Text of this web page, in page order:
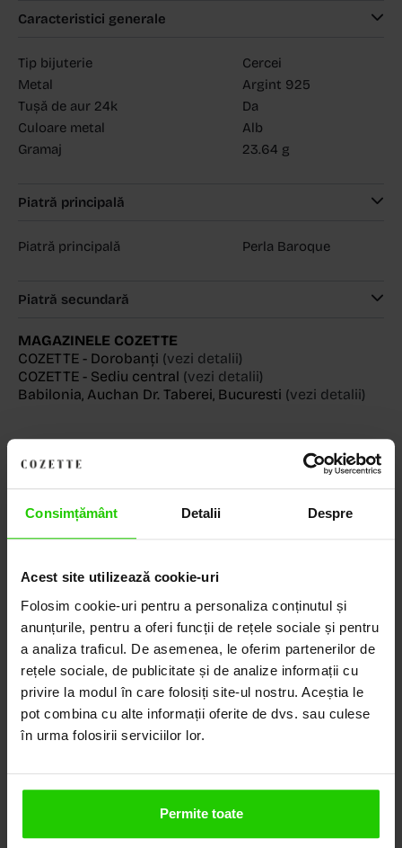
Consimțământ Detalii Despre
Acest site utilizează cookie-uri
Folosim cookie-uri pentru a personaliza conținutul și
anunțurile, pentru a oferi funcții de rețele sociale și pentru
a analiza traficul. De asemenea, le oferim partenerilor de
rețele sociale, de publicitate și de analize informații cu
privire la modul în care folosiți site-ul nostru. Aceștia le
pot combina cu alte informații oferite de dvs. sau culese
în urma folosirii serviciilor lor.
Permite toate
Caracteristici generale
Tip bijuterie
Cercei
Metal
Argint 925
Tușă de aur 24k
Da
Culoare metal
Alb
Gramaj
23.64 g
Piatră principală
Piatră principală Perla Baroque
Piatră secundară
MAGAZINELE COZETTE
COZETTE - Dorobanți (vezi detalii)
COZETTE - Sediu central (vezi detalii)
Babilonia, Auchan Dr. Taberei, Bucuresti (vezi detalii)
Descoperă Lumea COZETTE,
LOCUL UNDE STILUL
elegante și rafinate, create cu măiestrie și pasiune.
Ne mândrim cu o vastă experiență în realizarea celor
mai sofisticate bijuterii din aur, argint și pietre
prețioase.
Descoperă avantajele de a cumpăra!